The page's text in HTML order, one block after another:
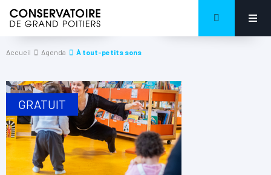
Accueil Agenda À tout-petits sons
GRATUIT